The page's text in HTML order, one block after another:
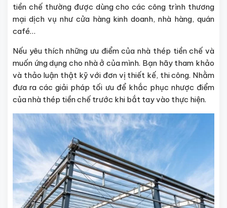
tiền chế thường được dùng cho các công trình thương
mại dịch vụ như cửa hàng kinh doanh, nhà hàng, quán
café…
Nếu yêu thích những ưu điểm của nhà thép tiền chế và
muốn ứng dụng cho nhà ở của mình. Bạn hãy tham khảo
và thảo luận thật kỹ với đơn vị thiết kế, thi công. Nhằm
đưa ra các giải pháp tối ưu để khắc phục nhược điểm
của nhà thép tiền chế trước khi bắt tay vào thực hiện.